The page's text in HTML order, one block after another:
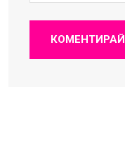
КОМЕНТИРАЙ